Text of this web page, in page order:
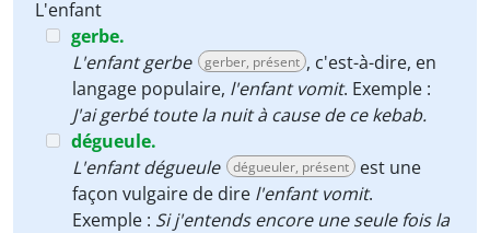
L'enfant
gerbe.
L'enfant gerbe
gerber, présent , c'est-à-dire, en
langage populaire, l'enfant vomit. Exemple :
J'ai gerbé toute la nuit à cause de ce kebab.
dégueule.
L'enfant dégueule
dégueuler, présent
est une
façon vulgaire de dire l'enfant vomit.
Exemple : Si j'entends encore une seule fois la